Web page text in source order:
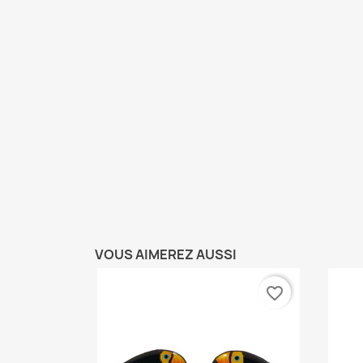
VOUS AIMEREZ AUSSI
favorite_border